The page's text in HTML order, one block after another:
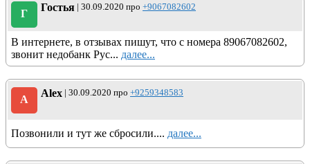
Г
Гостья | 30.09.2020 про +9067082602
В интернете, в отзывах пишут, что с номера 89067082602,
звонит недобанк Рус... далее...
A
Alex | 30.09.2020 про +9259348583
Позвонили и тут же сбросили.... далее...